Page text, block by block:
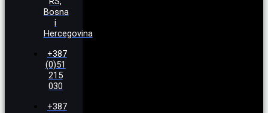
Bosna
i
Hercegovina
+387
(0)51
215
030
+387